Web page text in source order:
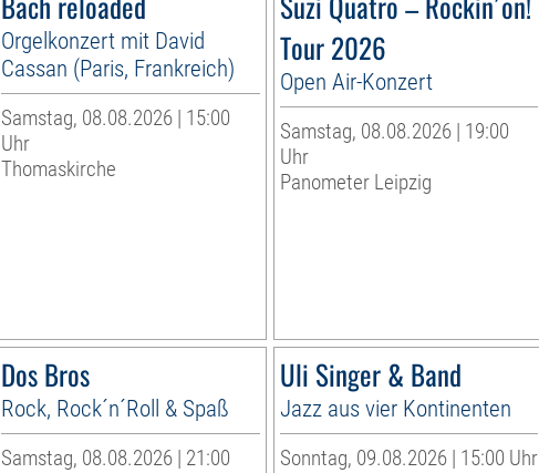
Orgelkonzert mit David
Cassan (Paris, Frankreich)
Samstag, 08.08.2026 | 15:00
Uhr
Thomaskirche
Tour 2026
Open Air-Konzert
Samstag, 08.08.2026 | 19:00
Uhr
Panometer Leipzig
Dos Bros
Rock, Rock´n´Roll & Spaß
Samstag, 08.08.2026 | 21:00
Uli Singer & Band
Jazz aus vier Kontinenten
Sonntag, 09.08.2026 | 15:00 Uhr